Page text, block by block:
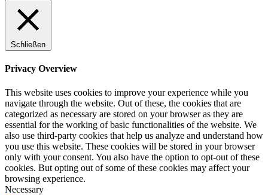
Schließen
Privacy Overview
This website uses cookies to improve your experience while you
navigate through the website. Out of these, the cookies that are
categorized as necessary are stored on your browser as they are
essential for the working of basic functionalities of the website. We
also use third-party cookies that help us analyze and understand how
you use this website. These cookies will be stored in your browser
only with your consent. You also have the option to opt-out of these
cookies. But opting out of some of these cookies may affect your
browsing experience.
Necessary